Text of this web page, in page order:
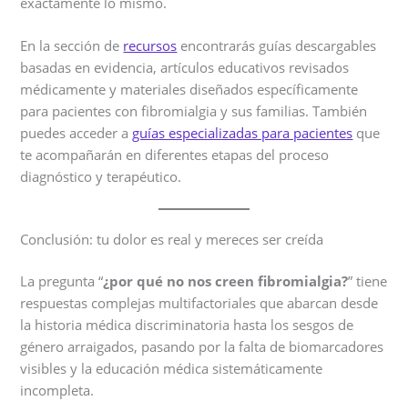
En la sección de recursos encontrarás guías descargables
basadas en evidencia, artículos educativos revisados
médicamente y materiales diseñados específicamente
para pacientes con fibromialgia y sus familias. También
puedes acceder a guías especializadas para pacientes que
te acompañarán en diferentes etapas del proceso
diagnóstico y terapéutico.
Conclusión: tu dolor es real y mereces ser creída
La pregunta “¿por qué no nos creen fibromialgia?” tiene
respuestas complejas multifactoriales que abarcan desde
la historia médica discriminatoria hasta los sesgos de
género arraigados, pasando por la falta de biomarcadores
visibles y la educación médica sistemáticamente
incompleta.